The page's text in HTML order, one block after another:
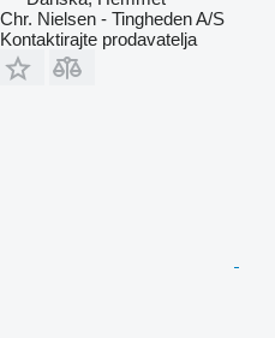
Chr. Nielsen - Tingheden A/S
Kontaktirajte prodavatelja